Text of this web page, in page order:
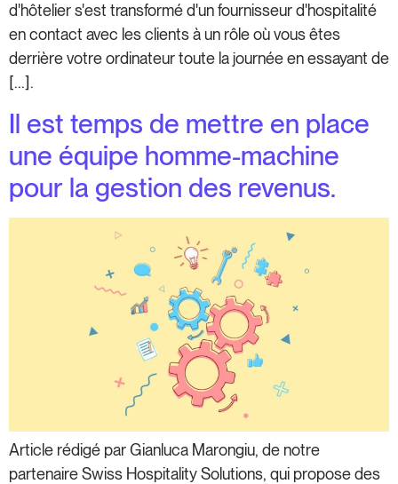
d'hôtelier s'est transformé d'un fournisseur d'hospitalité
en contact avec les clients à un rôle où vous êtes
derrière votre ordinateur toute la journée en essayant de
[...].
Il est temps de mettre en place
une équipe homme-machine
pour la gestion des revenus.
Article rédigé par Gianluca Marongiu, de notre
partenaire Swiss Hospitality Solutions, qui propose des